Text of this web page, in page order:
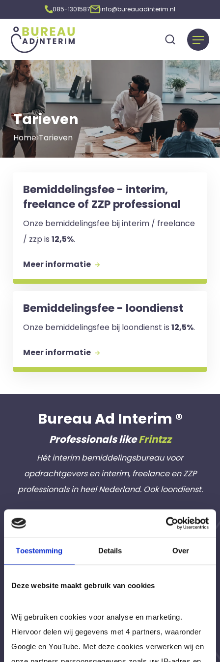
Toestemming Details Over
Deze website maakt gebruik van cookies
Wij gebruiken cookies voor analyse en marketing.
Hiervoor delen wij gegevens met 4 partners, waaronder
Google en YouTube. Met deze cookies verwerken wij en
085-1301587 info@bureauadinterim.nl
Tarieven
Home Tarieven
Bemiddelingsfee - interim,
freelance of ZZP professional
Onze bemiddelingsfee bij interim / freelance
/ zzp is 12,5%.
Meer informatie
Bemiddelingsfee - loondienst
Onze bemiddelingsfee bij loondienst is 12,5%.
Meer informatie
Bureau Ad Interim ®
Professionals likeFrintzz
Hét interim bemiddelingsbureau voor
opdrachtgevers en interim, freelance en ZZP
professionals in heel Nederland. Ook loondienst.
Home
Interim | Freelance | ZZP | Loondienst
Assessments
Werkwijze
Waar zijn wij actief
Tarieven